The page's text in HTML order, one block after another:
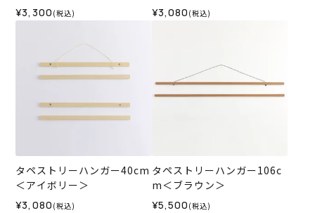
¥3,300 (税込) ¥3,080 (税込)
タペストリーハンガー40cm
＜アイボリー＞
¥3,080 (税込)
タペストリーハンガー106c
m＜ブラウン＞
¥5,500 (税込)